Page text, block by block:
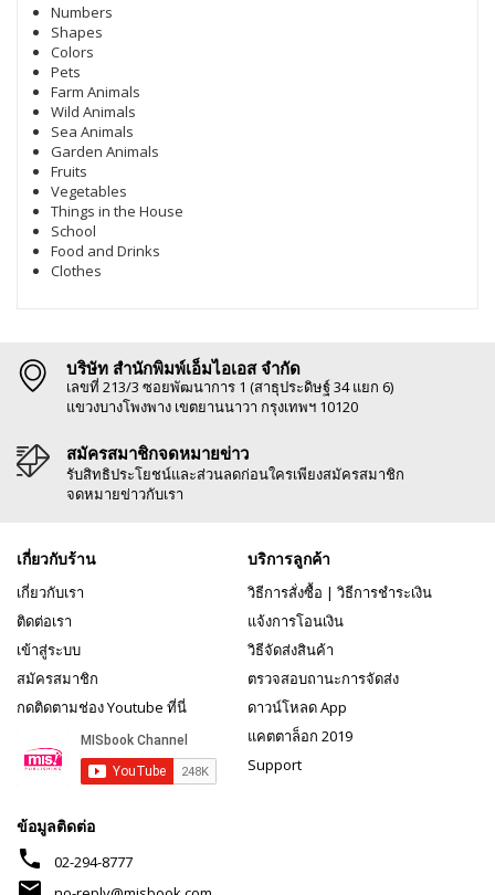
Numbers
Shapes
Colors
Pets
Farm Animals
Wild Animals
Sea Animals
Garden Animals
Fruits
Vegetables
Things in the House
School
Food and Drinks
Clothes
บริษัท สำนักพิมพ์เอ็มไอเอส จำกัด
เลขที่ 213/3 ซอยพัฒนาการ 1 (สาธุประดิษฐ์ 34 แยก 6)
แขวงบางโพงพาง เขตยานนาวา กรุงเทพฯ 10120
สมัครสมาชิกจดหมายข่าว
รับสิทธิประโยชน์และส่วนลดก่อนใครเพียงสมัครสมาชิก
จดหมายข่าวกับเรา
เกี่ยวกับร้าน
เกี่ยวกับเรา
ติดต่อเรา
เข้าสู่ระบบ
สมัครสมาชิก
กดติดตามช่อง Youtube ที่นี่
บริการลูกค้า
วิธีการสั่งซื้อ | วิธีการชำระเงิน
แจ้งการโอนเงิน
วิธีจัดส่งสินค้า
ตรวจสอบถานะการจัดส่ง
ดาวน์โหลด App
แคตตาล็อก 2019
Support
ข้อมูลติดต่อ
phone 02-294-8777
mail